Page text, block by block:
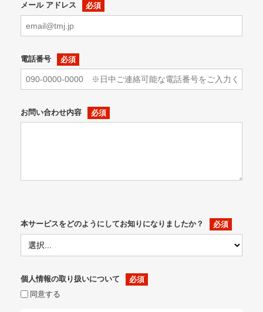
メール アドレス
電話番号
お問い合わせ内容
本サービスをどのようにしてお知りになりましたか？
個人情報の取り扱いについて
同意する